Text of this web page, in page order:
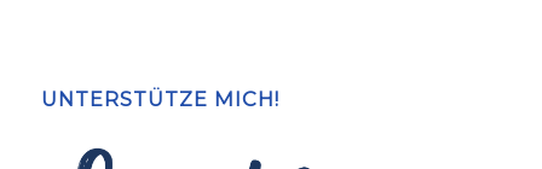
UNTERSTÜTZE MICH!